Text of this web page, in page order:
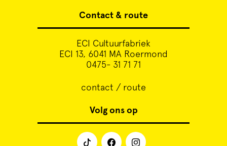
Contact & route
ECI Cultuurfabriek
ECI 13, 6041 MA Roermond
0475- 31 71 71
contact / route
Volg ons op